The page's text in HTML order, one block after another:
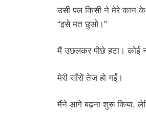
उसी पल किसी ने मेरे कान
“इसे मत छुओ।”
मैं उछलकर पीछे हटा। कोई
मेरी साँसें तेज़ हो गईं।
मैंने आगे बढ़ना शुरू किया,